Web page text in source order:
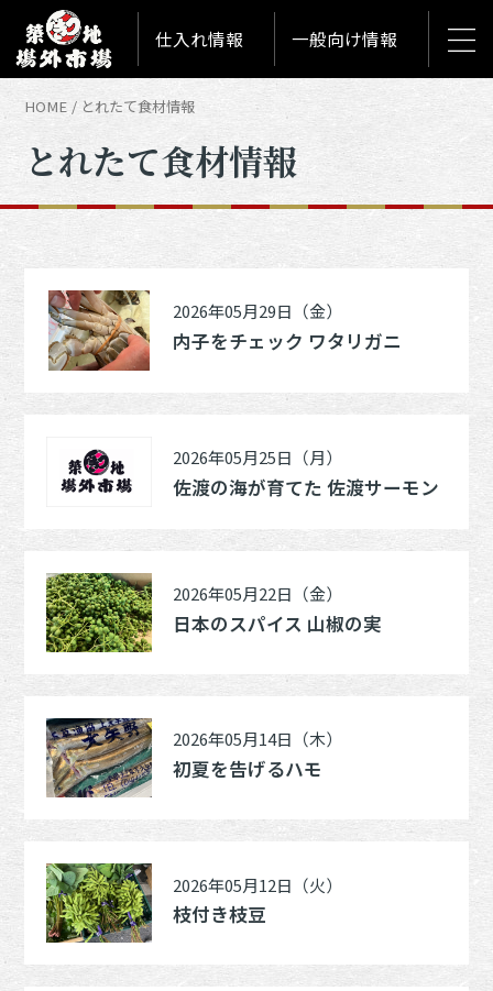
仕入れ情報 一般向け情報
HOME とれたて食材情報
とれたて食材情報
2026年05月29日（金）
内子をチェック ワタリガニ
2026年05月25日（月）
佐渡の海が育てた 佐渡サーモン
2026年05月22日（金）
日本のスパイス 山椒の実
2026年05月14日（木）
初夏を告げるハモ
2026年05月12日（火）
枝付き枝豆